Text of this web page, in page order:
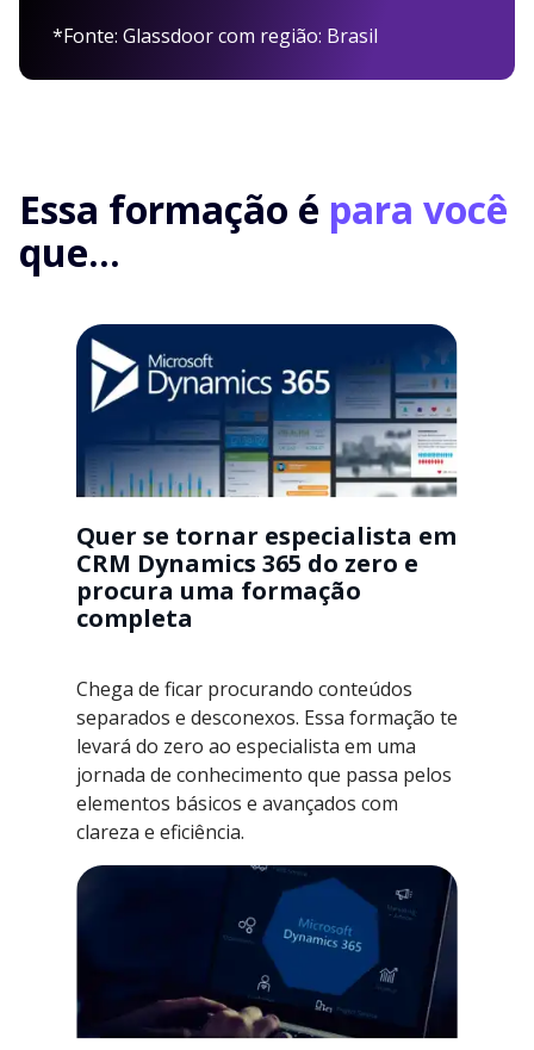
*Fonte: Glassdoor com região: Brasil
Essa formação é para você
que...
Quer se tornar especialista em
CRM Dynamics 365 do zero e
procura uma formação
completa
Chega de ficar procurando conteúdos
separados e desconexos. Essa formação te
levará do zero ao especialista em uma
jornada de conhecimento que passa pelos
elementos básicos e avançados com
clareza e eficiência.